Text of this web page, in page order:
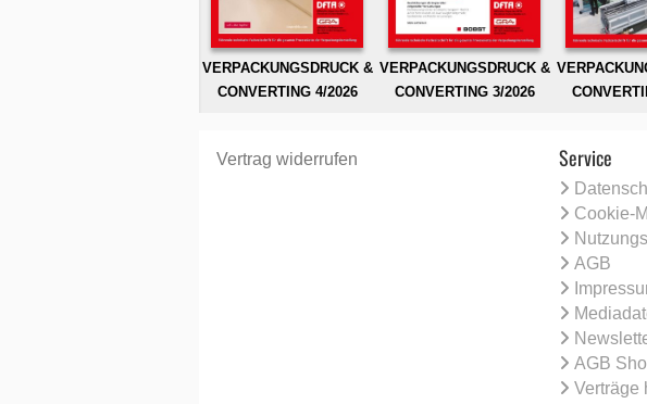
VERPACKUNGSDRUCK &
CONVERTING 4/2026
VERPACKUNGSDRUCK &
CONVERTING 3/2026
Vertrag widerrufen Service
Cookie-
AGB
AGB
Verträge